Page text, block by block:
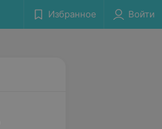
Избранное Войти